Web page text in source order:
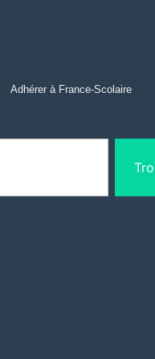
Adhérer à France-Scolaire